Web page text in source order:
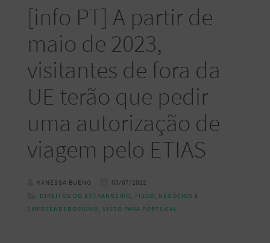
[info PT] A partir de
maio de 2023,
visitantes de fora da
UE terão que pedir
uma autorização de
viagem pelo ETIAS
VANESSA BUENO
05/07/2022
DIREITOS DO ESTRANGEIRO, FISCO, NEGÓCIOS E
EMPREENDEDORISMO, VISTO PARA PORTUGAL